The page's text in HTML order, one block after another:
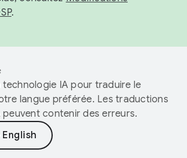
.
technologie IA pour traduire le
langue préférée. Les traductions
contenir des erreurs.